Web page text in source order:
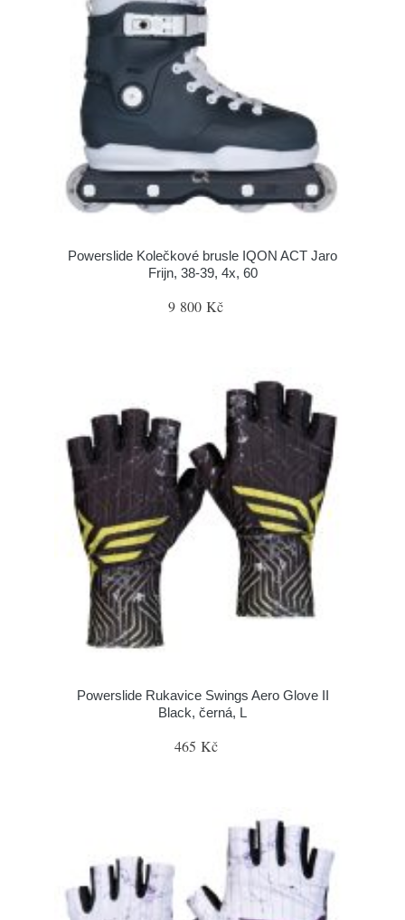
Powerslide Kolečkové brusle IQON ACT Jaro
Frijn, 38-39, 4x, 60
9 800 Kč
Powerslide Rukavice Swings Aero Glove II
Black, černá, L
465 Kč